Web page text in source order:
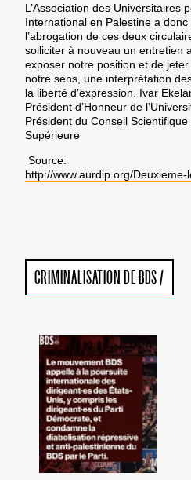
L’Association des Universitaires
International en Palestine a
l’abrogation de ces deux
solliciter à nouveau un entretien
exposer notre position et de
notre sens, une interprétation
la liberté d’expression. Ivar
Président d’Honneur de
Président du Conseil Scientifique
Supérieure
Source:
http://www.aurdip.org/
CRIMINALISATION DE BDS/